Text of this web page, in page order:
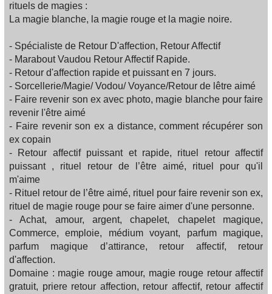
rituels de magies :
La magie blanche, la magie rouge et la magie noire.
- Spécialiste de Retour D'affection, Retour Affectif
- Marabout Vaudou Retour Affectif Rapide.
- Retour d'affection rapide et puissant en 7 jours.
- Sorcellerie/Magie/ Vodou/ Voyance/Retour de lêtre aimé
- Faire revenir son ex avec photo, magie blanche pour faire
revenir l'être aimé
- Faire revenir son ex a distance, comment récupérer son
ex copain
- Retour affectif puissant et rapide, rituel retour affectif
puissant , rituel retour de l’être aimé, rituel pour qu'il
m'aime
- Rituel retour de l’être aimé, rituel pour faire revenir son ex,
rituel de magie rouge pour se faire aimer d'une personne.
- Achat, amour, argent, chapelet, chapelet magique,
Commerce, emploie, médium voyant, parfum magique,
parfum magique d’attirance, retour affectif, retour
d'affection.
Domaine : magie rouge amour, magie rouge retour affectif
gratuit, priere retour affection, retour affectif, retour affectif